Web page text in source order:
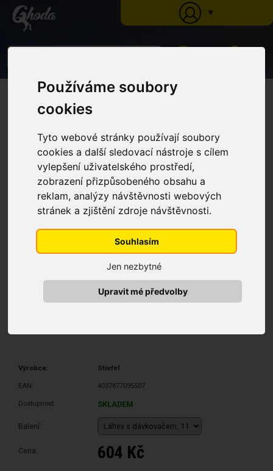
Používáme soubory
cookies
Tyto webové stránky používají soubory
cookies a další sledovací nástroje s cílem
vylepšení uživatelského prostředí,
zobrazení přizpůsobeného obsahu a
reklam, analýzy návštěvnosti webových
stránek a zjištění zdroje návštěvnosti.
Souhlasím
Jen nezbytné
Upravit mé předvolby
▼
»Katalog » Krmné doplňky»Tekuté extrakty z bylin
Tekutý bylinný extrakt Na játra
(Láhev s dávkovačem, 1 l)
Výrobce: Stiefel
EAN: 4037877095507
Dostupnost: SKLADEM
Balení:
Cena: 604 Kč